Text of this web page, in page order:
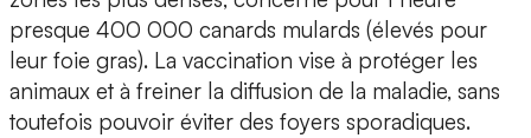
presque 400 000 canards mulards (élevés pour
leur foie gras). La vaccination vise à protéger les
animaux et à freiner la diffusion de la maladie, sans
toutefois pouvoir éviter des foyers sporadiques.